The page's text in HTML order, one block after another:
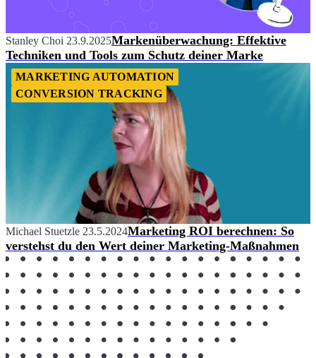
Stanley Choi 23.9.2025Markenüberwachung: Effektive
Techniken und Tools zum Schutz deiner Marke
MARKETING AUTOMATION
CONVERSION TRACKING
Michael Stuetzle 23.5.2024Marketing ROI berechnen: So
verstehst du den Wert deiner Marketing-Maßnahmen